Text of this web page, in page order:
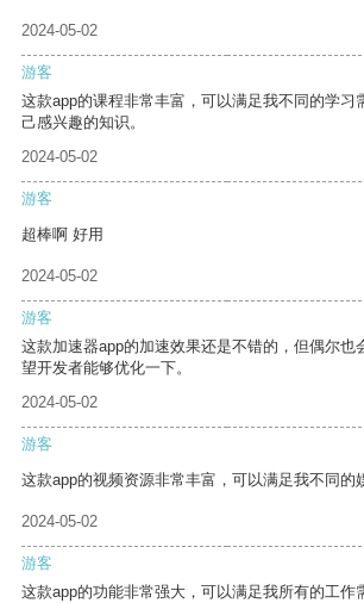
2024-05-02
游客
这款app的课程非常丰富，可以满足我不同的学习
己感兴趣的知识。
2024-05-02
游客
超棒啊 好用
2024-05-02
游客
这款加速器app的加速效果还是不错的，但偶尔也
望开发者能够优化一下。
2024-05-02
游客
这款app的视频资源非常丰富，可以满足我不同的
2024-05-02
游客
这款app的功能非常强大，可以满足我所有的工作